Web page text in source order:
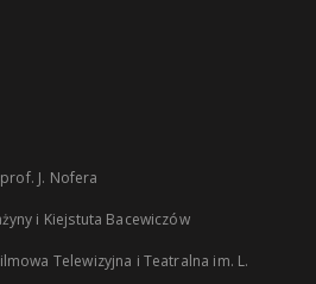
J. Nofera
i Kiejstuta Bacewiczów
Telewizyjna i Teatralna im. L.